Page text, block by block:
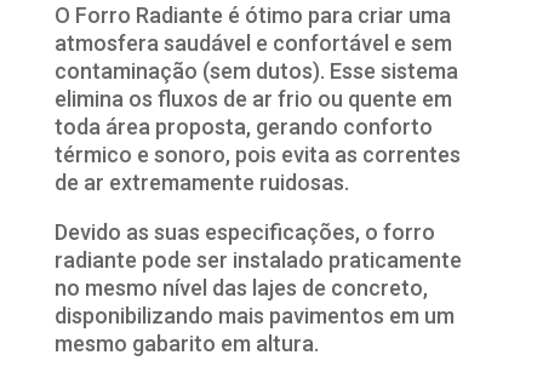
O Forro Radiante é ótimo para criar uma
atmosfera saudável e confortável e sem
contaminação (sem dutos). Esse sistema
elimina os fluxos de ar frio ou quente em
toda área proposta, gerando conforto
térmico e sonoro, pois evita as correntes
de ar extremamente ruidosas.
Devido as suas especificações, o forro
radiante pode ser instalado praticamente
no mesmo nível das lajes de concreto,
disponibilizando mais pavimentos em um
mesmo gabarito em altura.